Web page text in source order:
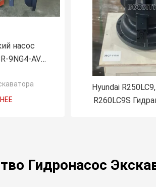
насос
9NG4-AV
Hyundai
R260LC9S
Гидронасос